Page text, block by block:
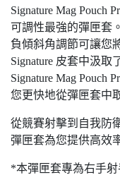
Signature Mag Pouch
可調性最強的彈匣套
負傾斜角調節可讓您
Signature 皮套中汲
Signature Mag Pouch
您更快地從彈匣套中
從競賽射擊到自我防
彈匣套為您提供高效
*本彈匣套專為右手射